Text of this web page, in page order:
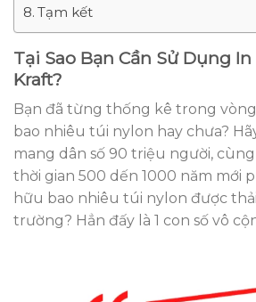
Tạm kết
Tại Sao Bạn Cần Sử Dụng
Kraft?
Bạn đã từng thống kê trong
bao nhiêu túi nylon hay chưa?
mang dân số 90 triệu người,
thời gian 500 dến 1000 năm mới
hữu bao nhiêu túi nylon được
trường? Hẳn đấy là 1 con số vô